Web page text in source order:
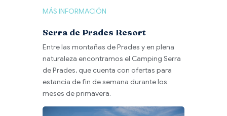
MÁS INFORMACIÓN
Serra de Prades Resort
Entre las montañas de Prades y en plena
naturaleza encontramos el Camping Serra
de Prades, que cuenta con ofertas para
estancia de fin de semana durante los
meses de primavera.